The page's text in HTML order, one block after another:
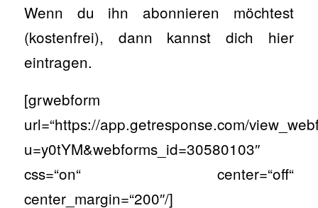
Wenn du ihn abonnieren möchtest
(kostenfrei), dann kannst dich hier
eintragen.
[grwebform
url=“https://app.getresponse.com/
u=y0tYM&webforms_id=30580103″
css=“on“ center=“off“
center_margin=“200″/]